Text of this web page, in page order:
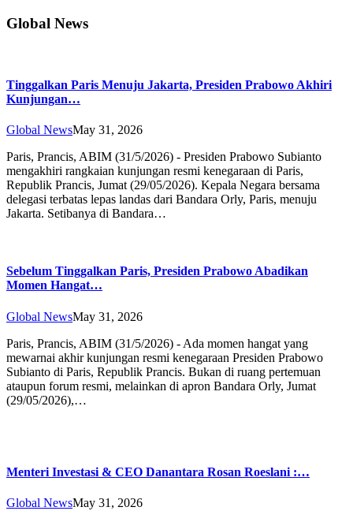
Global News
Tinggalkan Paris Menuju Jakarta, Presiden Prabowo Akhiri
Kunjungan…
Global NewsMay 31, 2026
Paris, Prancis, ABIM (31/5/2026) - Presiden Prabowo Subianto
mengakhiri rangkaian kunjungan resmi kenegaraan di Paris,
Republik Prancis, Jumat (29/05/2026). Kepala Negara bersama
delegasi terbatas lepas landas dari Bandara Orly, Paris, menuju
Jakarta. Setibanya di Bandara…
Sebelum Tinggalkan Paris, Presiden Prabowo Abadikan
Momen Hangat…
Global NewsMay 31, 2026
Paris, Prancis, ABIM (31/5/2026) - Ada momen hangat yang
mewarnai akhir kunjungan resmi kenegaraan Presiden Prabowo
Subianto di Paris, Republik Prancis. Bukan di ruang pertemuan
ataupun forum resmi, melainkan di apron Bandara Orly, Jumat
(29/05/2026),…
Menteri Investasi & CEO Danantara Rosan Roeslani :…
Global NewsMay 31, 2026